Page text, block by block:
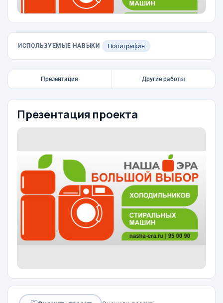
ИСПОЛЬЗУЕМЫЕ НАВЫКИ Полиграфия
Презентация Другие работы
Презентация проекта